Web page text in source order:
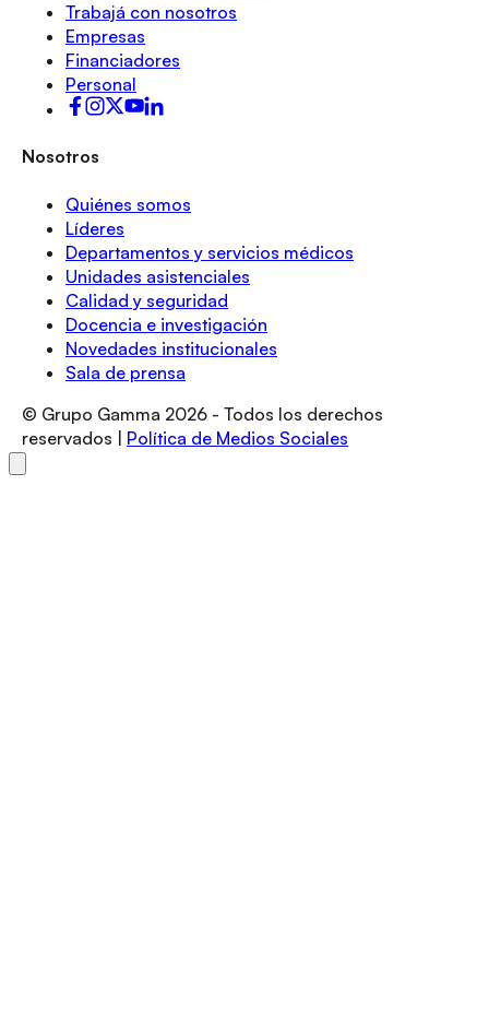
Trabajá con nosotros
Empresas
Financiadores
Personal
Nosotros
Quiénes somos
Líderes
Departamentos y servicios médicos
Unidades asistenciales
Calidad y seguridad
Docencia e investigación
Novedades institucionales
Sala de prensa
© Grupo Gamma 2026 - Todos los derechos
reservados | Política de Medios Sociales